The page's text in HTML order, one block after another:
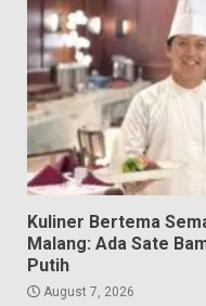
Kuliner Bertema
Malang: Ada Sate
Putih
August 7, 2026